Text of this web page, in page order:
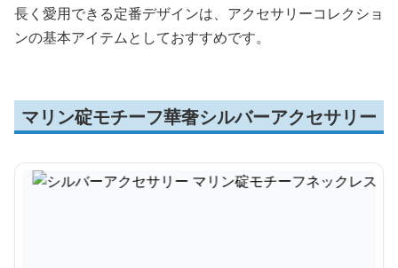
長く愛用できる定番デザインは、アクセサリーコレクショ
ンの基本アイテムとしておすすめです。
マリン碇モチーフ華奢シルバーアクセサリー